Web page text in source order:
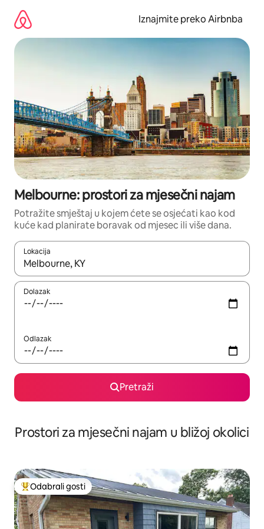
sadržaj
Iznajmite preko Airbnba
Melbourne: prostori za mjesečni najam
Potražite smještaj u kojem ćete se osjećati kao kod
kuće kad planirate boravak od mjesec ili više dana.
Lokacija
Kada budu dostupni rezultati, moći ćete ih pregledati
Dolazak
Odlazak
Pretraži
Prostori za mjesečni najam u bližoj okolici
Među najviše rangiranima s oznakom „Odabrali gosti”
Odabrali gosti